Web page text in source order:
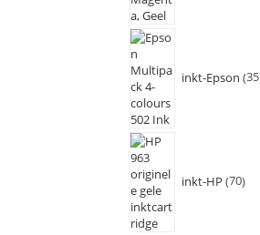
inkt-Epson 35
inkt-HP 70